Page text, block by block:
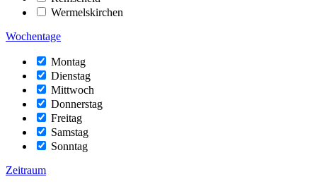
Wermelskirchen
Wochentage
Montag
Dienstag
Mittwoch
Donnerstag
Freitag
Samstag
Sonntag
Zeitraum